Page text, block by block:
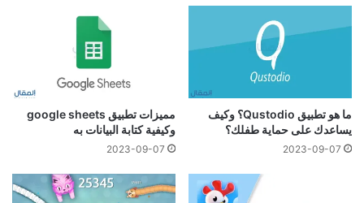
ما هو تطبيق Qustodio؟ وكيف
يساعدك على حماية طفلك؟
2023-09-07
مميزات تطبيق google sheets
وكيفية كتابة البيانات به
2023-09-07